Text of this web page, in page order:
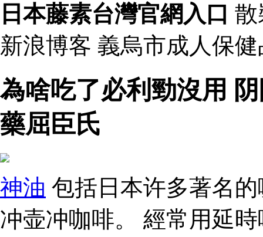
日本藤素台灣官網入口 散
新浪博客 義烏市成人保
為啥吃了必利勁沒用
藥屈臣氏
神油 包括日本许多著名
冲壶冲咖啡。 經常用延